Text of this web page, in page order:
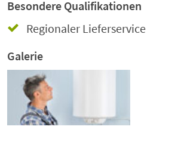
Besondere Qualifikationen
Regionaler Lieferservice
Galerie